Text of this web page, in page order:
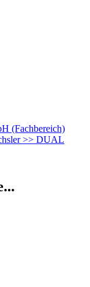
(Fachbereich)
>> DUAL